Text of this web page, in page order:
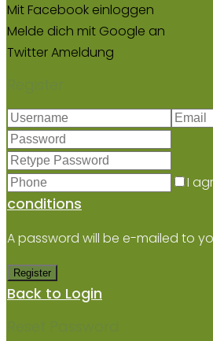
Mit Facebook einloggen
Melde dich mit Google an
Twitter Ameldung
Register
I
conditions
A password will be e-mailed to
Register
Back to Login
Reset Password